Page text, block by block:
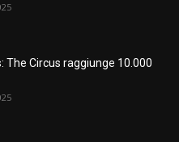
The Circus raggiunge 10.000